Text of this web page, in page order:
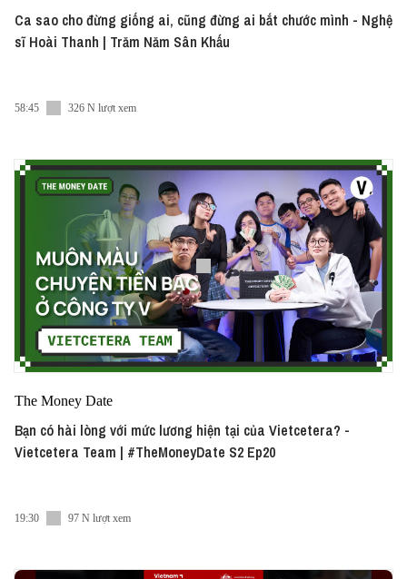
Ca sao cho đừng giống ai, cũng đừng ai bắt chước mình - Nghệ
sĩ Hoài Thanh | Trăm Năm Sân Khấu
58:45 326 N lượt xem
The Money Date
Bạn có hài lòng với mức lương hiện tại của Vietcetera? -
Vietcetera Team | #TheMoneyDate S2 Ep20
19:30 97 N lượt xem